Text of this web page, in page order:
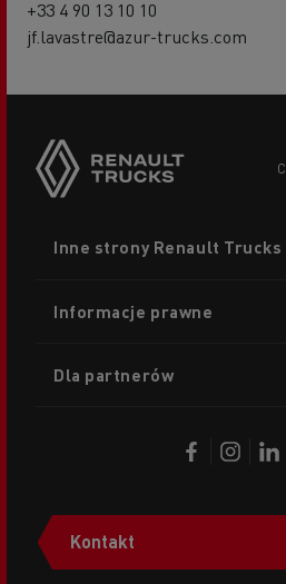
+33 4 90 13 10 10
jf.lavastre@azur-trucks.com
menu
Inne strony Renault Trucks
Informacje prawne
Dla partnerów
Kontakt